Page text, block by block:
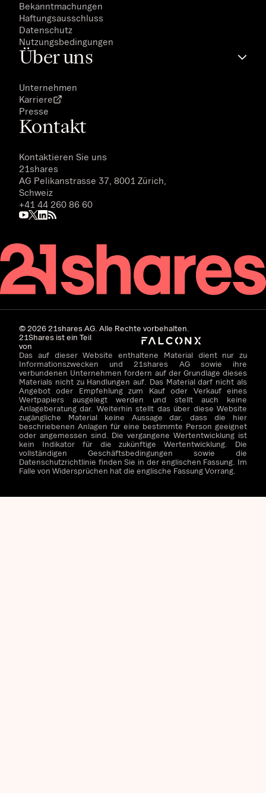
Bekanntmachungen
Haftungsausschluss
Datenschutz
Nutzungsbedingungen
Über uns
Unternehmen
Karriere
Presse
Kontakt
Kontaktieren Sie uns
21shares
AG Pelikanstrasse 37, 8001 Zürich,
Schweiz
+41 44 260 86 60
©202621shares AG. Alle Rechte vorbehalten.
21Shares ist ein Teil
von
Das auf dieser Website enthaltene Material dient nur zu
Informationszwecken und 21shares AG sowie ihre
verbundenen Unternehmen fordern auf der Grundlage dieses
Materials nicht zu Handlungen auf. Das Material darf nicht als
Angebot oder Empfehlung zum Kauf oder Verkauf eines
Wertpapiers ausgelegt werden und stellt auch keine
Anlageberatung dar. Weiterhin stellt das über diese Website
zugängliche Material keine Aussage dar, dass die hier
beschriebenen Anlagen für eine bestimmte Person geeignet
oder angemessen sind. Die vergangene Wertentwicklung ist
kein Indikator für die zukünftige Wertentwicklung. Die
vollständigen Geschäftsbedingungen sowie die
Datenschutzrichtlinie finden Sie in der englischen Fassung. Im
Falle von Widersprüchen hat die englische Fassung Vorrang.